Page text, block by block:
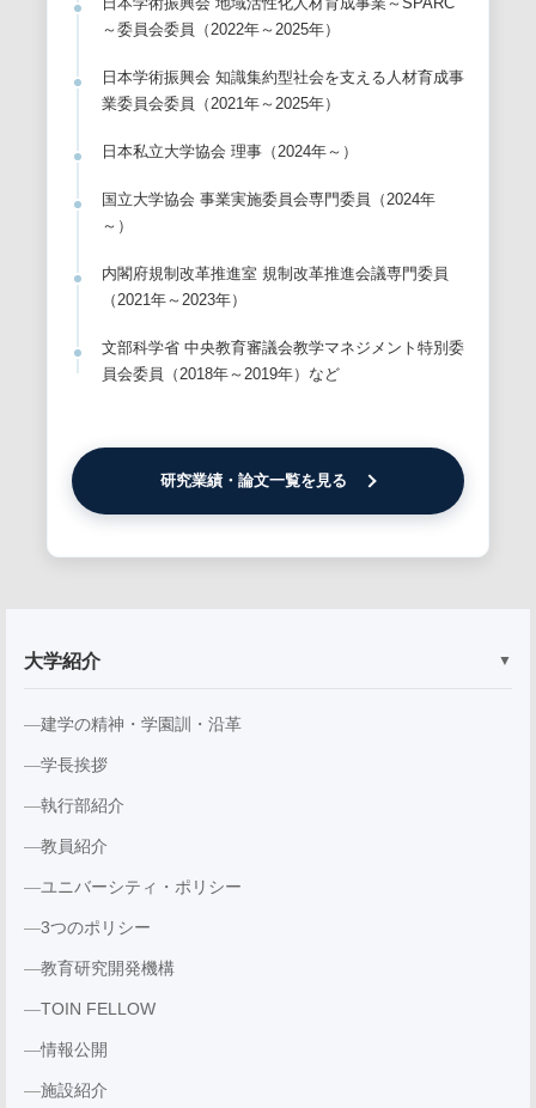
～委員会委員（2022年～2025年）
日本学術振興会 知識集約型社会を支える人材育成事
業委員会委員（2021年～2025年）
日本私立大学協会 理事（2024年～）
国立大学協会 事業実施委員会専門委員（2024年
～）
内閣府規制改革推進室 規制改革推進会議専門委員
（2021年～2023年）
文部科学省 中央教育審議会教学マネジメント特別委
員会委員（2018年～2019年）など
研究業績・論文一覧を見る
大学紹介 ▼
建学の精神・学園訓・沿革
学長挨拶
執行部紹介
教員紹介
ユニバーシティ・ポリシー
3つのポリシー
教育研究開発機構
TOIN FELLOW
情報公開
施設紹介